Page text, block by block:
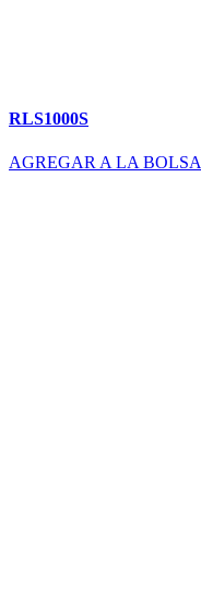
RLS1000S
AGREGAR A LA BOLSA